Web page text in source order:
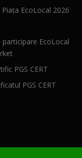
EcoLocal 2026
participare EcoLocal
PGS CERT
PGS CERT